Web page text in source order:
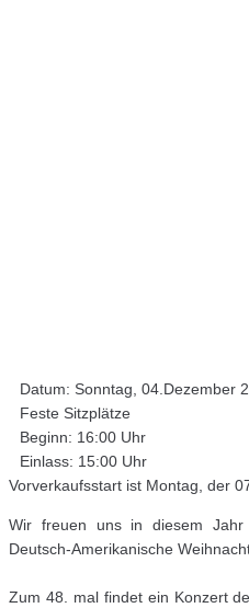
Datum: Sonntag, 04.Dezember
Feste Sitzplätze
Beginn: 16:00 Uhr
Einlass: 15:00 Uhr
Vorverkaufsstart ist Montag, der
Wir freuen uns in diesem Jahr
Deutsch-Amerikanische
Zum 48. mal findet ein Konzert